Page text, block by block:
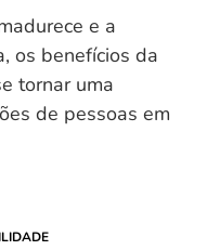
e a
os benefícios da
tornar uma
de pessoas em